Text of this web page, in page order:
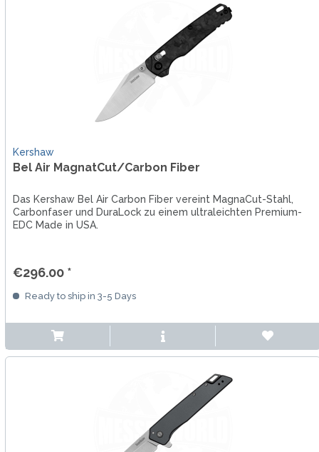
Kershaw
Bel Air MagnatCut/Carbon Fiber
Das Kershaw Bel Air Carbon Fiber vereint MagnaCut-Stahl,
Carbonfaser und DuraLock zu einem ultraleichten Premium-
EDC Made in USA.
€296.00 *
Ready to ship in 3-5 Days